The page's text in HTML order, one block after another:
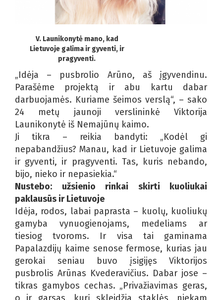
V. Launikonytė mano, kad
Lietuvoje galima ir gyventi, ir
pragyventi.
„Idėja – pusbrolio Arūno, aš įgyvendinu.
Parašėme projektą ir abu kartu dabar
darbuojamės. Kuriame šeimos verslą“, – sako
24 metų jaunoji verslininkė Viktorija
Launikonytė iš Nemajūnų kaimo.
Ji tikra – reikia bandyti: „Kodėl gi
nepabandžius? Manau, kad ir Lietuvoje galima
ir gyventi, ir pragyventi. Tas, kuris nebando,
bijo, nieko ir nepasiekia.“
Nustebo: užsienio rinkai skirti kuoliukai
paklausūs ir Lietuvoje
Idėja, rodos, labai paprasta – kuolų, kuoliukų
gamyba vynuogienojams, medeliams ar
tiesiog tvoroms. Ir visa tai gaminama
Papalazdijų kaime senose fermose, kurias jau
gerokai seniau buvo įsigijęs Viktorijos
pusbrolis Arūnas Kvederavičius. Dabar jose –
tikras gamybos cechas. „Privažiavimas geras,
o ir garsas, kurį skleidžia staklės, niekam